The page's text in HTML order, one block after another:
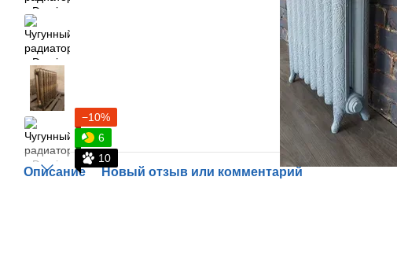
−10%
6
10
Описание Новый отзыв или комментарий